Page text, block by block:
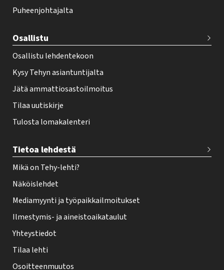
t
r
Puheenjohtajalta
Osallistu
Osallistu lehdentekoon
Kysy Tehyn asiantuntijalta
Jätä ammattiosastoilmoitus
Tilaa uutiskirje
Tulosta lomakalenteri
Tietoa lehdestä
Mikä on Tehy-lehti?
Näköislehdet
Mediamyynti ja työpaikkailmoitukset
Ilmestymis- ja aineistoaikataulut
Yhteystiedot
Tilaa lehti
Osoitteenmuutos